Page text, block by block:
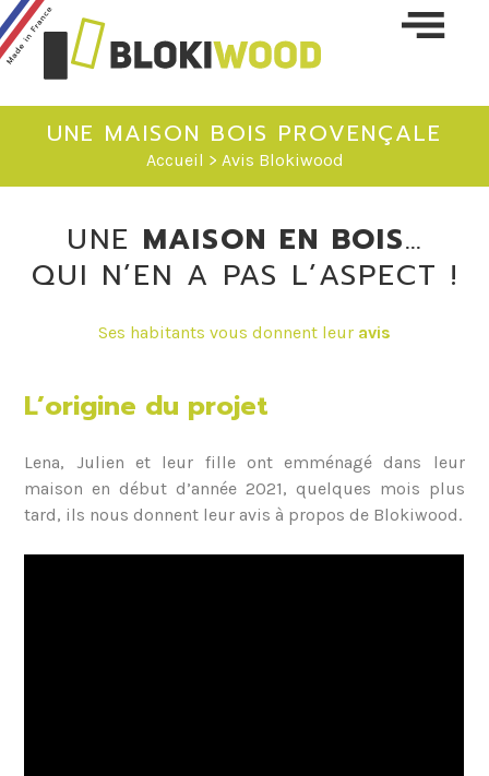
UNE MAISON BOIS PROVENÇALE
Accueil > Avis Blokiwood
UNE MAISON EN BOIS…
QUI N’EN A PAS L’ASPECT !
Ses habitants vous donnent leur avis
L’origine du projet
Lena, Julien et leur fille ont emménagé dans leur
maison en début d’année 2021, quelques mois plus
tard, ils nous donnent leur avis à propos de Blokiwood.